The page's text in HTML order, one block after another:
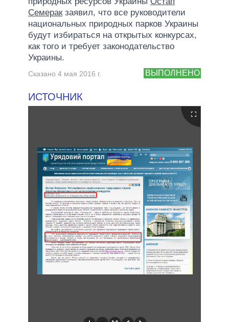
Семеракзаявил, что все руководители
национальных природных парков Украины
будут избираться на открытых конкурсах,
как того и требует законодательство
Украины.
ВЫПОЛНЕНО
Сказано 4 мая 2016 г.
ИСТОЧНИК